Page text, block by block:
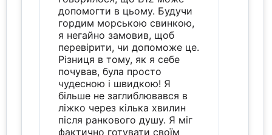
допомогти в цьому. Будучи
гордим морською свинкою,
я негайно замовив, щоб
перевірити, чи допоможе це.
Різниця в тому, як я себе
почував, була просто
чудесною і швидкою! Я
більше не заглиблювався в
ліжко через кілька хвилин
після ранкового душу. Я міг
фактично готувати своїм